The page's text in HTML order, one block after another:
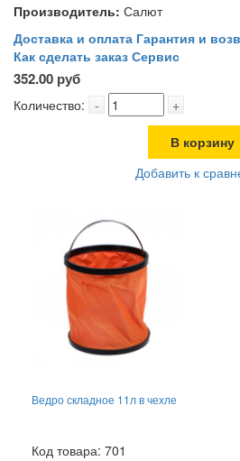
Производитель: Салют
Доставка и оплата Гарантия и
Как сделать заказ Сервис
352.00 руб
Количество: - +
В корзину
Добавить к
Ведро складное 11л в чехле
Код товара: 701